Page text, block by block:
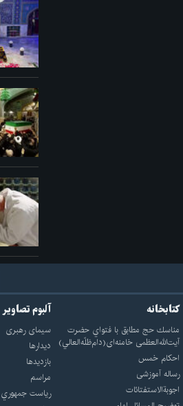
کتابخانه
مناسك حج مطابق با فتواي حضرت
آيت‌الله‌العظمى خامنه‌اى(دام‌ظلّه‌العالي)
احکام خمس
رساله آموزشی
اجوبة‌الاستفتائات
آلبوم تصاویر
سيماى رهبرى
ديدارها
بازديدها
مراسم
رياست جمهوري